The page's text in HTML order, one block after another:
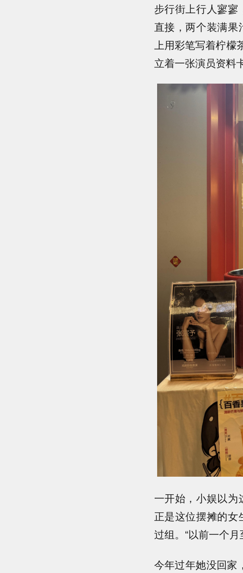
步行街上行人寥寥
直接，两个装满
上用彩笔写着柠
立着一张演员资料卡
一开始，小娱以
正是这位摆摊的
过组。“以前一个
今年过年她没回家